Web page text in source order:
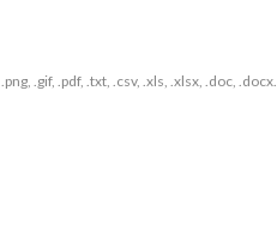
.gif, .pdf, .txt, .csv, .xls, .xlsx, .doc, .docx.